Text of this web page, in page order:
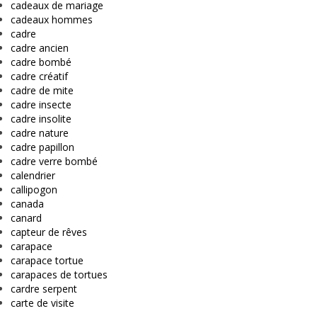
cadeaux de mariage
cadeaux hommes
cadre
cadre ancien
cadre bombé
cadre créatif
cadre de mite
cadre insecte
cadre insolite
cadre nature
cadre papillon
cadre verre bombé
calendrier
callipogon
canada
canard
capteur de rêves
carapace
carapace tortue
carapaces de tortues
cardre serpent
carte de visite